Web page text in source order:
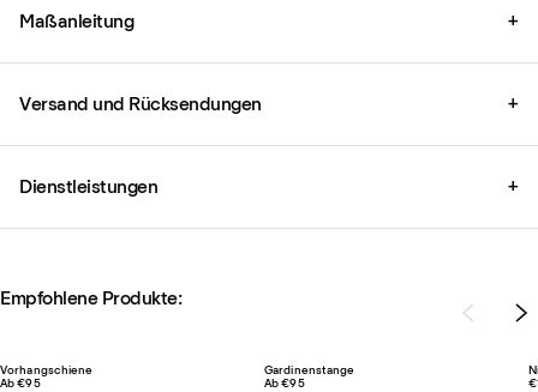
Maßanleitung +
Versand und Rücksendungen +
Dienstleistungen +
Empfohlene Produkte:
Vorhangschiene
Ab €95
Gardinenstange
Ab €95